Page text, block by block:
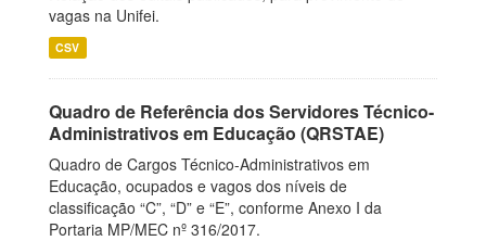
vagas na Unifei.
CSV
Quadro de Referência dos Servidores Técnico-
Administrativos em Educação (QRSTAE)
Quadro de Cargos Técnico-Administrativos em
Educação, ocupados e vagos dos níveis de
classificação “C”, “D” e “E”, conforme Anexo I da
Portaria MP/MEC nº 316/2017.